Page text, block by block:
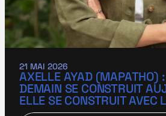
21 MAI 2026
AXELLE AYAD (MAPATHO)
DEMAIN SE CONSTRUIT
ELLE SE CONSTRUIT AVEC